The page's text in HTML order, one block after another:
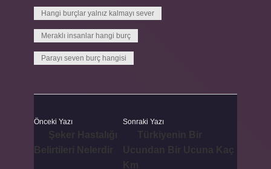
Hangi burçlar yalnız kalmayı sever
Meraklı insanlar hangi burç
Parayı seven burç hangisi
Önceki Yazı Sonraki Yazı